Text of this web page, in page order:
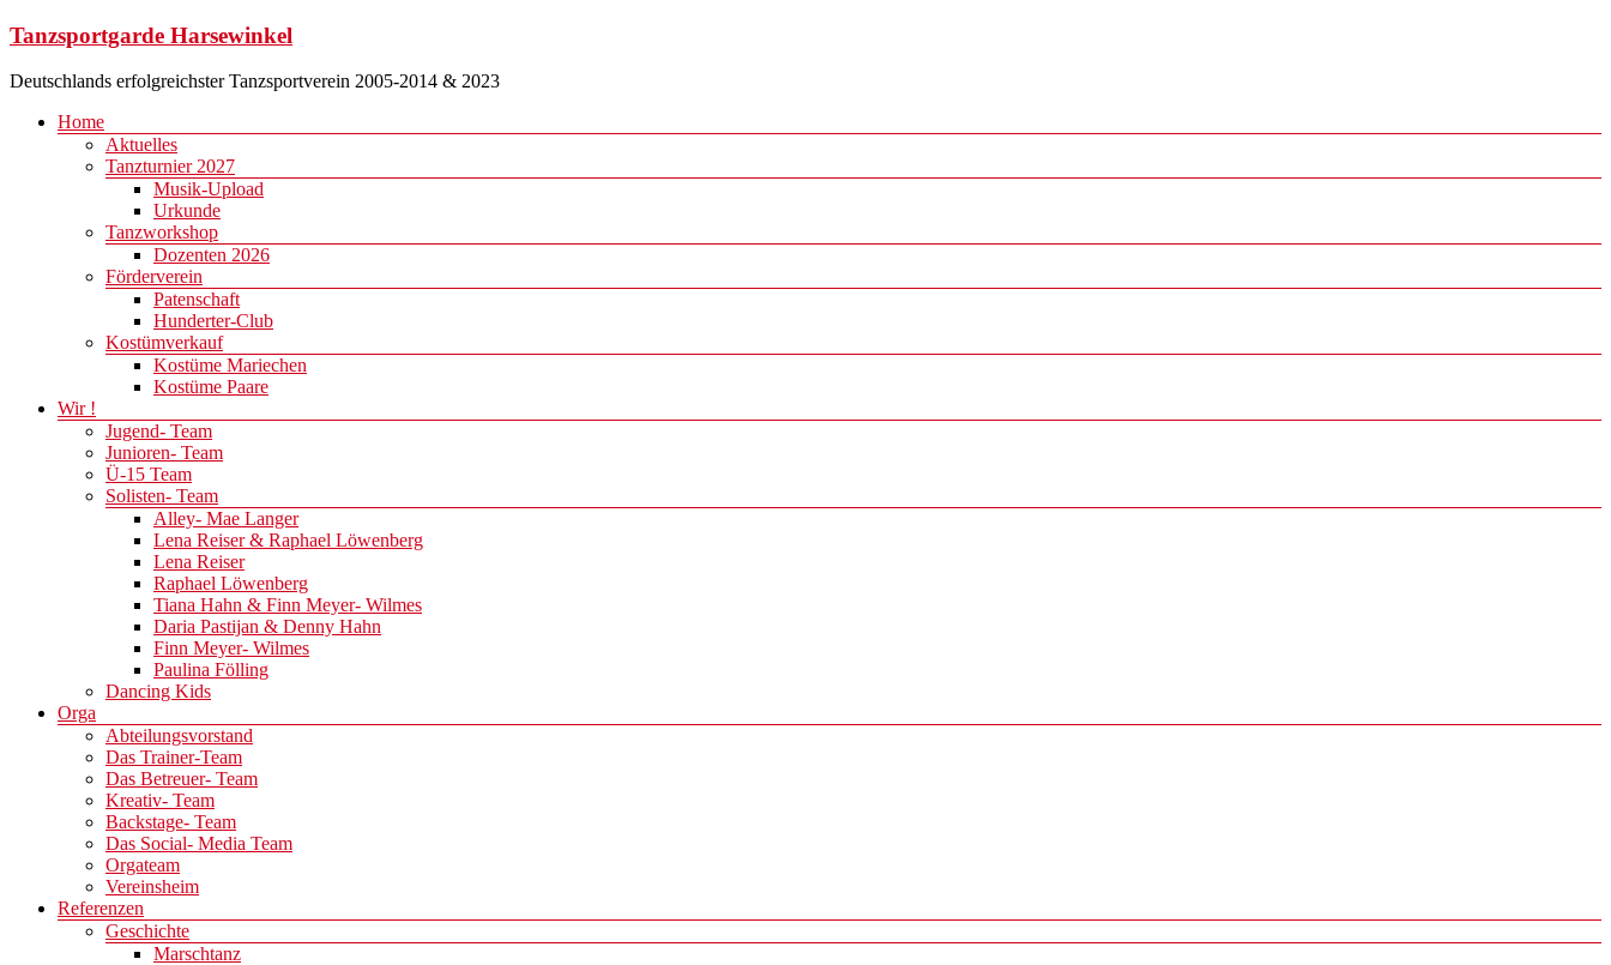
Zum
springen
Tanzsportgarde Harsewinkel
Deutschlands erfolgreichster Tanzsportverein 2005-2014 & 2023
Menü
Home
Aktuelles
Tanzturnier 2027
Musik-Upload
Urkunde
Tanzworkshop
Dozenten 2026
Förderverein
Patenschaft
Hunderter-Club
Kostümverkauf
Kostüme Mariechen
Kostüme Paare
Wir !
Jugend- Team
Junioren- Team
Ü-15 Team
Solisten- Team
Alley- Mae Langer
Lena Reiser & Raphael Löwenberg
Lena Reiser
Raphael Löwenberg
Tiana Hahn & Finn Meyer- Wilmes
Daria Pastijan & Denny Hahn
Finn Meyer- Wilmes
Paulina Fölling
Dancing Kids
Orga
Abteilungsvorstand
Das Trainer-Team
Das Betreuer- Team
Kreativ- Team
Backstage- Team
Das Social- Media Team
Orgateam
Vereinsheim
Referenzen
Geschichte
Marschtanz